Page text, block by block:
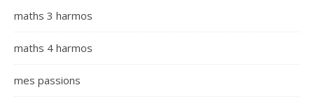
maths 3 harmos
maths 4 harmos
mes passions